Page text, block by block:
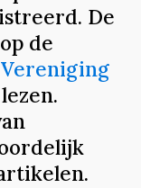
De
de